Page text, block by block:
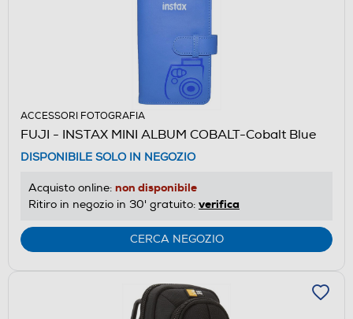
ACCESSORI FOTOGRAFIA
FUJI - INSTAX MINI ALBUM COBALT-Cobalt Blue
DISPONIBILE SOLO IN NEGOZIO
Acquisto online: non disponibile
Ritiro in negozio in 30' gratuito: verifica
CERCA NEGOZIO